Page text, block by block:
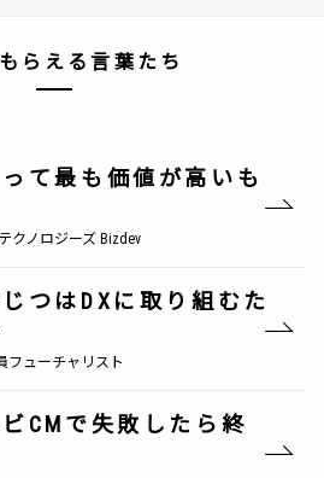
らえる言葉たち
て最も価値が高いも
クノロジーズ Bizdev
つはDXに取り組むた
フューチャリスト
CMで失敗したら終